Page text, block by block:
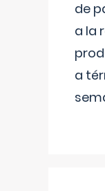
de
a la
a